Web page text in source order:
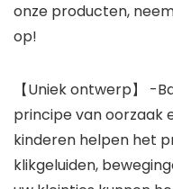
onze producten,
op!
【Uniek ontwerp】 -
principe van oorzaak
kinderen helpen het
klikgeluiden,